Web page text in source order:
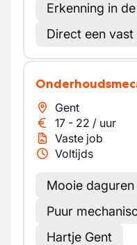
Erkenning in
Direct een
Gent
17 - 22 / uur
Vaste job
Voltijds
Mooie daguren
Puur
Hartje Gent